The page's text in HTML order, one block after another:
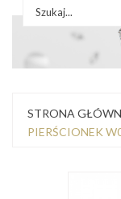
STRONA
PIERŚCIONEK